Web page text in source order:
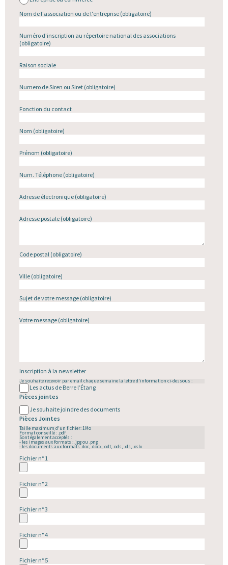
Nom de l'association ou de l'entreprise(obligatoire)
Numéro d’inscription au répertoire national des associations
(obligatoire)
Raison sociale
Numero de Siren ou Siret(obligatoire)
Fonction du contact
Nom (obligatoire)
Prénom (obligatoire)
Num. Téléphone(obligatoire)
Adresse électronique(obligatoire)
Adresse postale(obligatoire)
Code postal(obligatoire)
Ville(obligatoire)
Sujet de votre message(obligatoire)
Votre message(obligatoire)
Inscription à la newsletter
Je souhaite recevoir par email chaque semaine la lettre d'information ci-dessous :
Les actus de Berre l’Étang
Pièces jointes
Je souhaite joindre des documents
Pièces Jointes
Taille maximum d'un fichier: 1Mo
Format conseillé : .pdf
Sont également acceptés :
- les images aux formats : .jpg ou .png
- les documents aux formats .doc, .docx, .odt, .ods, .xls, .xslx
Fichier n° 1
Fichier n° 2
Fichier n° 3
Fichier n° 4
Fichier n° 5